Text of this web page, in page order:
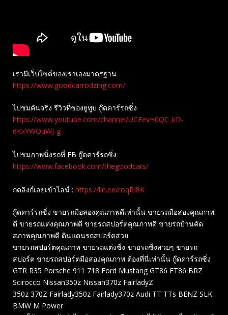
เรามีเว็บไซต์ของเราเองมาตรฐาน
https://www.goodcarrodzing.com/
ไปชมคันจริง รีวิวที่ช่องยู​ทูบ​ กู๊ดคาร์รถซิ่ง
https://www.youtube.com/channel/UCEevH0QC_kD-
6KxYWOuWJ-g
ไปชมภาพนิ่งรถที่ FB กู๊ดคาร์รถซิ่ง
https://www.facebook.com/thegoodcars/
กดลิงก์เลยเข้าไลน์ : https://lin.ee/roqRI8K
กู๊ดคาร์รถซิ่ง ขายรถมือสองคุณภาพดีเท่านั้น ขายรถมือสองคุณภาพ
ดี ขายรถแต่งคุณภาพดี ขายรถสปอร์ตคุณภาพดี ขายรถบ้านคัด
สภาพคุณภาพดี ดินแดนรถสปอร์ตสวย
ขายรถสปอร์ตคุณภาพ ขายรถแต่งซิ่ง ขายรถซิ่งสวยๆ ขายรถ
สปอร์ต ขายรถสปอร์ตมือสองคุณภาพ ต้องที่นี่เท่านั้น กู๊ดคาร์รถซิ่ง
GTR R35 Porsche 911 718 Ford Mustang GT86 FT86 BRZ
Scirocco Nissan350z Nissan370z FairladyZ
350z 370Z Fairlady350z Fairlady370z Audi TT TTs BENZ SLK
BMW M Power